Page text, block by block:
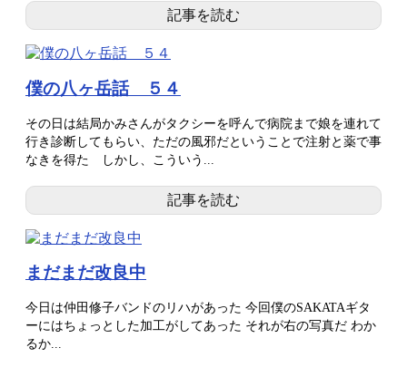
記事を読む
僕の八ヶ岳話 ５４
その日は結局かみさんがタクシーを呼んで病院まで娘を連れて
行き診断してもらい、ただの風邪だということで注射と薬で事
なきを得た しかし、こういう...
記事を読む
まだまだ改良中
今日は仲田修子バンドのリハがあった 今回僕のSAKATAギタ
ーにはちょっとした加工がしてあった それが右の写真だ わか
るか...